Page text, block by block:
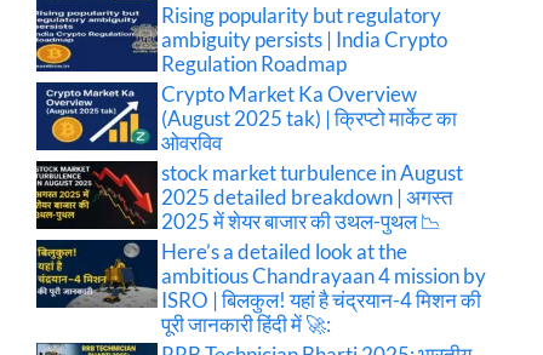
Rising popularity but regulatory
ambiguity persists | India Crypto
Regulation Roadmap
Crypto Market Ka Overview
(August 2025 tak) | क्रिप्टो मार्केट का
ओवरविव
stock market turbulence in August
2025 detailed breakdown | अगस्त
2025 में शेयर बाजार की उथल-पुथल 📉
Here’s a detailed look at the
ambitious Chandrayaan 4 mission by
ISRO | बिलकुल! यहां है चंद्रयान-4 मिशन की
पूरी जानकारी हिंदी में 🚀: